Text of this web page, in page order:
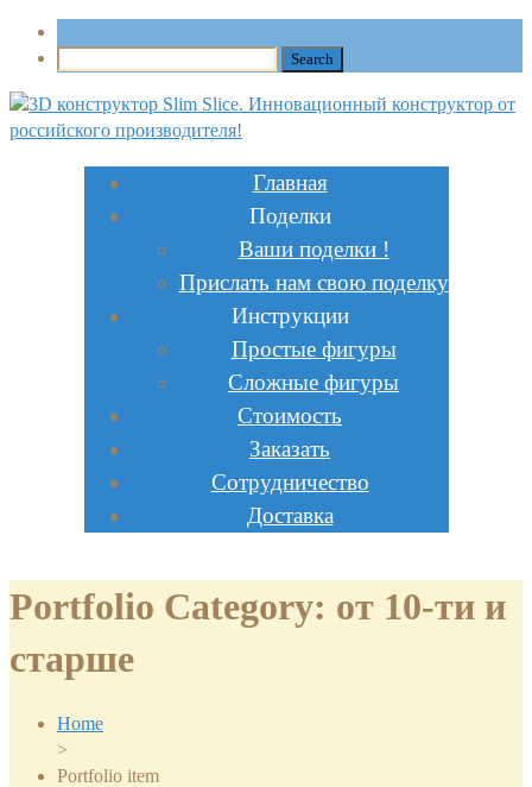
Главная
Поделки
Ваши поделки !
Прислать нам свою поделку
Инструкции
Простые фигуры
Сложные фигуры
Стоимость
Заказать
Сотрудничество
Доставка
Portfolio Category: от 10-ти и
старше
Home
>
Portfolio item